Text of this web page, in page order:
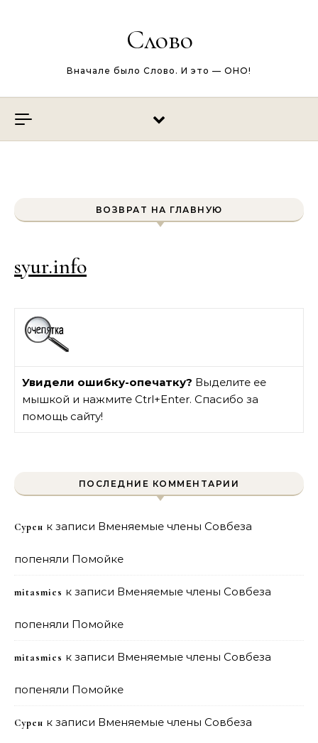
Слово
Вначале было Слово. И это — ОНО!
ВОЗВРАТ НА ГЛАВНУЮ
syur.info
Увидели ошибку-опечатку? Выделите ее
мышкой и нажмите Ctrl+Enter. Спасибо за
помощь сайту!
ПОСЛЕДНИЕ КОММЕНТАРИИ
Сурен к записи Вменяемые члены Совбеза
попеняли Помойке
mitasmies к записи Вменяемые члены Совбеза
попеняли Помойке
mitasmies к записи Вменяемые члены Совбеза
попеняли Помойке
Сурен к записи Вменяемые члены Совбеза